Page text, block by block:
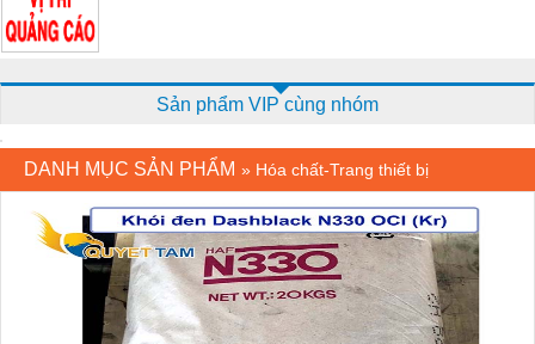
Sản phẩm VIP cùng nhóm
DANH MỤC SẢN PHẨM » Hóa chất-Trang thiết bị